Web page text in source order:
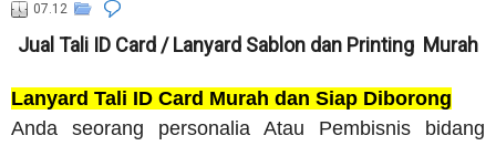
07.12
Jual Tali ID Card / Lanyard Sablon dan Printing Murah
Lanyard Tali ID Card Murah dan Siap Diborong
Anda seorang personalia Atau Pembisnis bidang